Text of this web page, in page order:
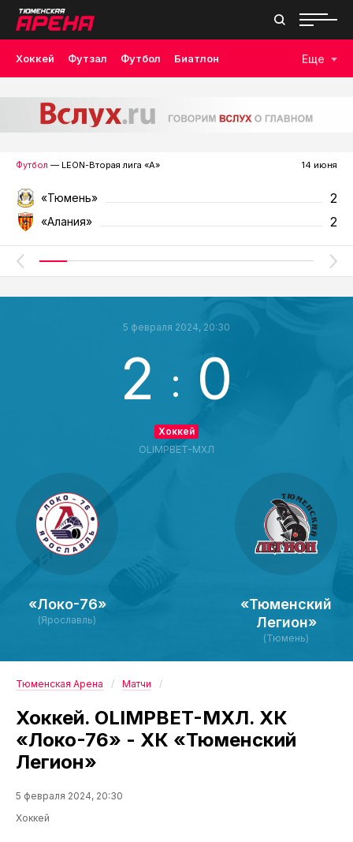
Хоккей Футзал Футбол Биатлон Еще
Футбол — LEON-Вторая лига «А» 14 июня
«Тюмень» 2
«Алания» 2
«Локо-76»
(Ярославль)
5 февраля 2024, 20:30
2 : 0
Хоккей
OLIMPBET-МХЛ
«Тюменский
Легион»
(Тюмень)
Тюменская Арена Матчи
Хоккей. OLIMPBET-МХЛ. ХК
«Локо-76» - ХК «Тюменский
Легион»
5 февраля 2024, 20:30
Хоккей